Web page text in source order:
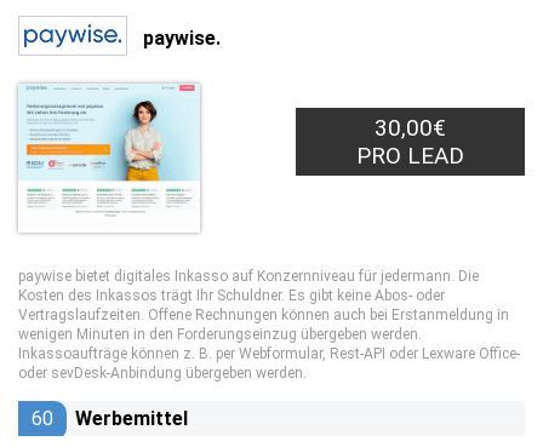
paywise.
30,00€
PRO LEAD
paywise bietet digitales Inkasso auf Konzernniveau für jedermann. Die
Kosten des Inkassos trägt Ihr Schuldner. Es gibt keine Abos- oder
Vertragslaufzeiten. Offene Rechnungen können auch bei Erstanmeldung in
wenigen Minuten in den Forderungseinzug übergeben werden.
Inkassoaufträge können z. B. per Webformular, Rest-API oder Lexware Office-
oder sevDesk-Anbindung übergeben werden.
60 Werbemittel